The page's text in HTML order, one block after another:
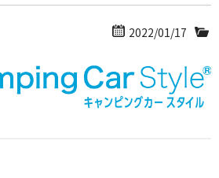
2022/01/17